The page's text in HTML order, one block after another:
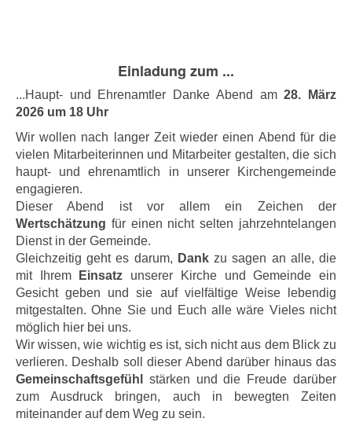
Einladung zum ...
...Haupt- und Ehrenamtler Danke Abend am28. März
2026 um 18 Uhr
Wir wollen nach langer Zeit wieder einen Abend für die
vielen Mitarbeiterinnen und Mitarbeiter gestalten, die sich
haupt- und ehrenamtlich in unserer Kirchengemeinde
engagieren.
Dieser Abend ist vor allem ein Zeichen der
Wertschätzung für einen nicht selten jahrzehntelangen
Dienst in der Gemeinde.
Gleichzeitig geht es darum, Dankzu sagen an alle, die
mit Ihrem
Einsatz unserer Kirche und Gemeinde ein
Gesicht geben und sie auf vielfältige Weise lebendig
mitgestalten. Ohne Sie und Euch alle wäre Vieles nicht
möglich hier bei uns.
Wir wissen, wie wichtig es ist, sich nicht aus dem Blick zu
verlieren. Deshalb soll dieser Abend darüber hinaus das
Gemeinschaftsgefühl
stärken und die Freude darüber
zum Ausdruck bringen, auch in bewegten Zeiten
miteinander auf dem Weg zu sein.